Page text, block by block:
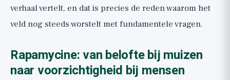
verhaal vertelt, en dat is precies de reden waarom het
veld nog steeds worstelt met fundamentele vragen.
Rapamycine: van belofte bij muizen
naar voorzichtigheid bij mensen